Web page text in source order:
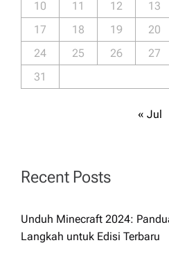
o
n
10
11 12 13
17
18 19 20
24
25 26 27
31
« Jul
Recent Posts
Unduh Minecraft 2024:
Langkah untuk Edisi Terbaru